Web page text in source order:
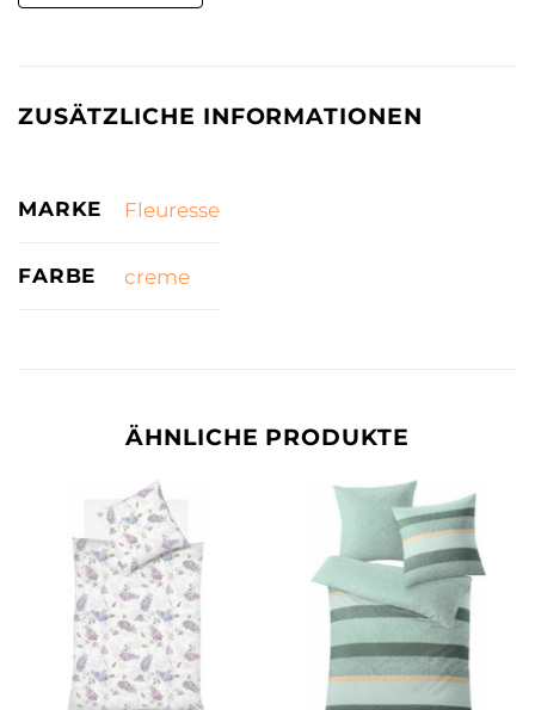
ZUSÄTZLICHE INFORMATIONEN
MARKE Fleuresse
FARBE creme
ÄHNLICHE PRODUKTE